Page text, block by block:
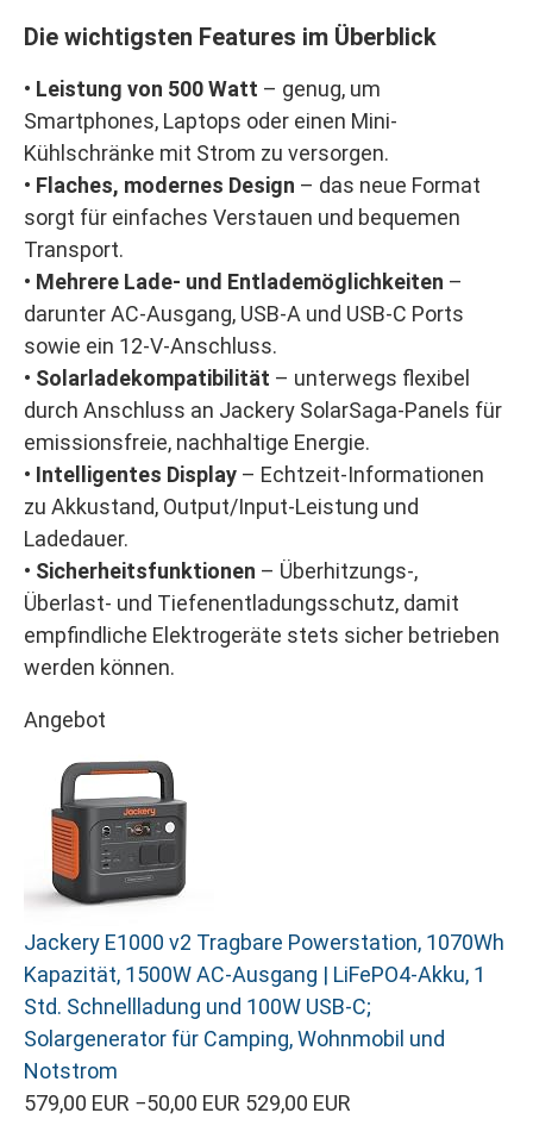
Die wichtigsten Features im Überblick
• Leistung von 500 Watt – genug, um
Smartphones, Laptops oder einen Mini-
Kühlschränke mit Strom zu versorgen.
• Flaches, modernes Design – das neue Format
sorgt für einfaches Verstauen und bequemen
Transport.
• Mehrere Lade- und Entlademöglichkeiten –
darunter AC-Ausgang, USB-A und USB-C Ports
sowie ein 12-V-Anschluss.
• Solarladekompatibilität – unterwegs flexibel
durch Anschluss an Jackery SolarSaga-Panels für
emissionsfreie, nachhaltige Energie.
• Intelligentes Display – Echtzeit-Informationen
zu Akkustand, Output/Input-Leistung und
Ladedauer.
• Sicherheitsfunktionen – Überhitzungs-,
Überlast- und Tiefenentladungsschutz, damit
empfindliche Elektrogeräte stets sicher betrieben
werden können.
Angebot
Jackery E1000 v2 Tragbare Powerstation, 1070Wh
Kapazität, 1500W AC-Ausgang | LiFePO4-Akku, 1
Std. Schnellladung und 100W USB-C;
Solargenerator für Camping, Wohnmobil und
Notstrom
579,00 EUR −50,00 EUR 529,00 EUR